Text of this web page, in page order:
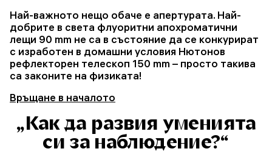
Най-важното нещо обаче е апертурата. Най-
добрите в света флуоритни апохроматични
лещи 90 mm не са в състояние да се конкурират
с изработен в домашни условия Нютонов
рефлекторен телескоп 150 mm – просто такива
са законите на физиката!
Връщане в началото
„Как да развия уменията
си за наблюдение?“